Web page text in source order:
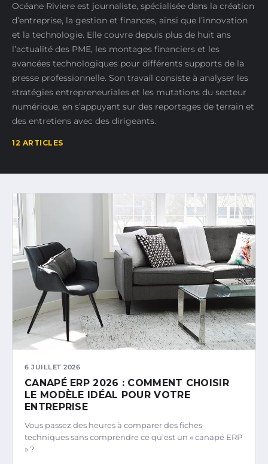
Océane Riviere est journaliste, spécialisée dans la création
d’entreprise, la gestion et finances, ainsi que l’innovation
et la technologie. Elle couvre depuis plus de huit ans
l’actualité des PME, les montages financiers et les
avancées technologiques pour différents supports de la
presse professionnelle. Son travail consiste à analyser les
stratégies entrepreneuriales et les mutations du secteur
numérique, en s’appuyant sur des reportages de terrain et
des entretiens avec des dirigeants.
12 ARTICLES
6 JUILLET 2026
CANAPÉ ERP 2026 : COMMENT CHOISIR
LE MODÈLE IDÉAL POUR VOTRE
ENTREPRISE
Vous passez des heures à comparer des fiches
techniques sans comprendre ce qu’est un « canapé ERP
» ?